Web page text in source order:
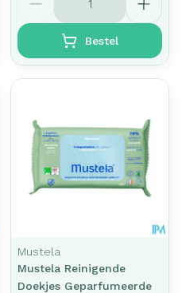
Bestel
Mustela
Mustela Reinigende
Doekjes Geparfumeerde